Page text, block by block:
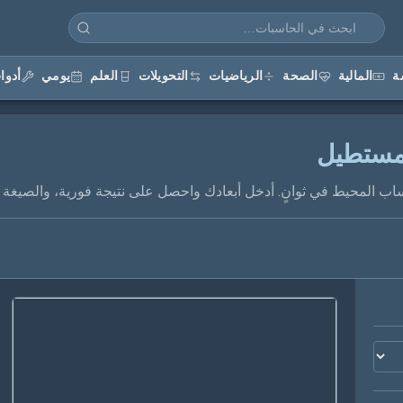
المالية الصحة الرياضيات التحويلات العلم يومي
في ثوانٍ. أدخل أبعادك واحصل على نتيجة فورية،